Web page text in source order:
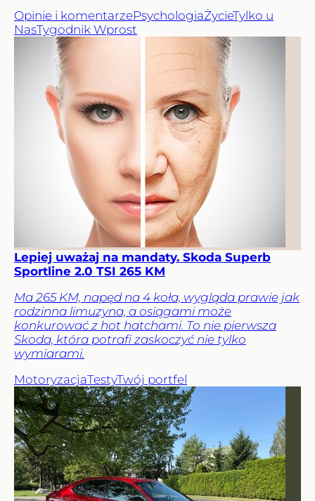
Opinie i komentarzePsychologiaŻycieTylko u
NasTygodnik Wprost
Lepiej uważaj na mandaty. Skoda Superb
Sportline 2.0 TSI 265 KM
Ma 265 KM, napęd na 4 koła, wygląda prawie jak
rodzinna limuzyna, a osiągami może
konkurować z hot hatchami. To nie pierwsza
Skoda, która potrafi zaskoczyć nie tylko
wymiarami.
MotoryzacjaTestyTwój portfel